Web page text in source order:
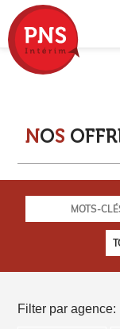
NOS OFFR
Filter par agence: